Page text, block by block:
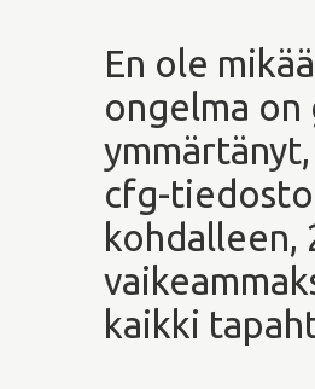
En ole
ongelma on
cfg-
kohdalleen,
kaikki